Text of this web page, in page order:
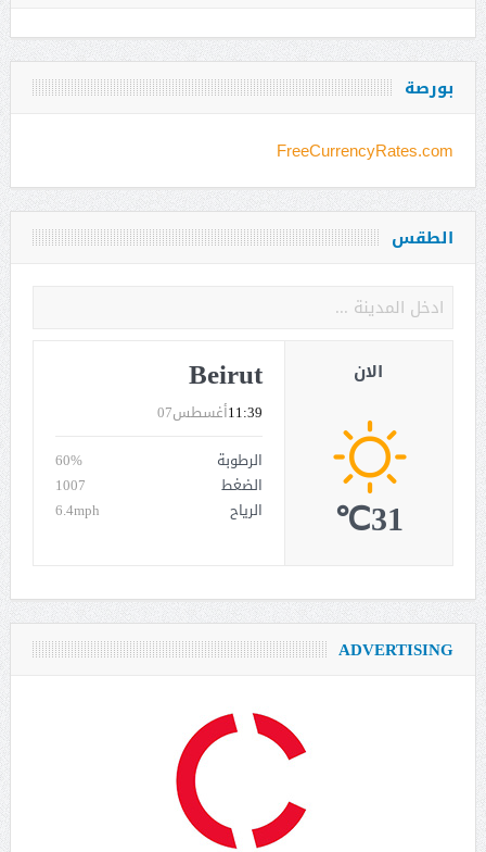
بورصة
FreeCurrencyRates.com
الطقس
Beirut
أغسطس0711:39
الرطوبة
60%
الضغط
1007
الرياح
6.4mph
الان
31℃
ADVERTISING